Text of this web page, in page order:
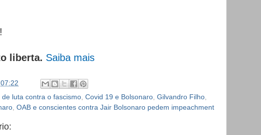
liberta. Saiba mais
07:22
de luta contra o fascismo, Covid 19 e Bolsonaro, Gilvandro Filho,
, OAB e conscientes contra Jair Bolsonaro pedem impeachment